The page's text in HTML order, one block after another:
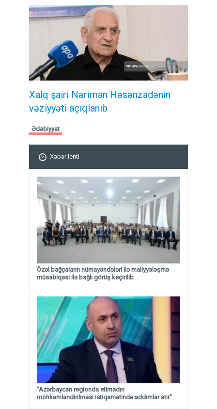
Xalq şairi Nəriman Həsənzadənin
vəziyyəti açıqlanıb
Ədəbiyyat
Xəbər lenti
Özəl bağçaların nümayəndələri ilə maliyyələşmə
müsabiqəsi ilə bağlı görüş keçirilib
“Azərbaycan regionda etimadın
möhkəmləndirilməsi istiqamətində addımlar atır”